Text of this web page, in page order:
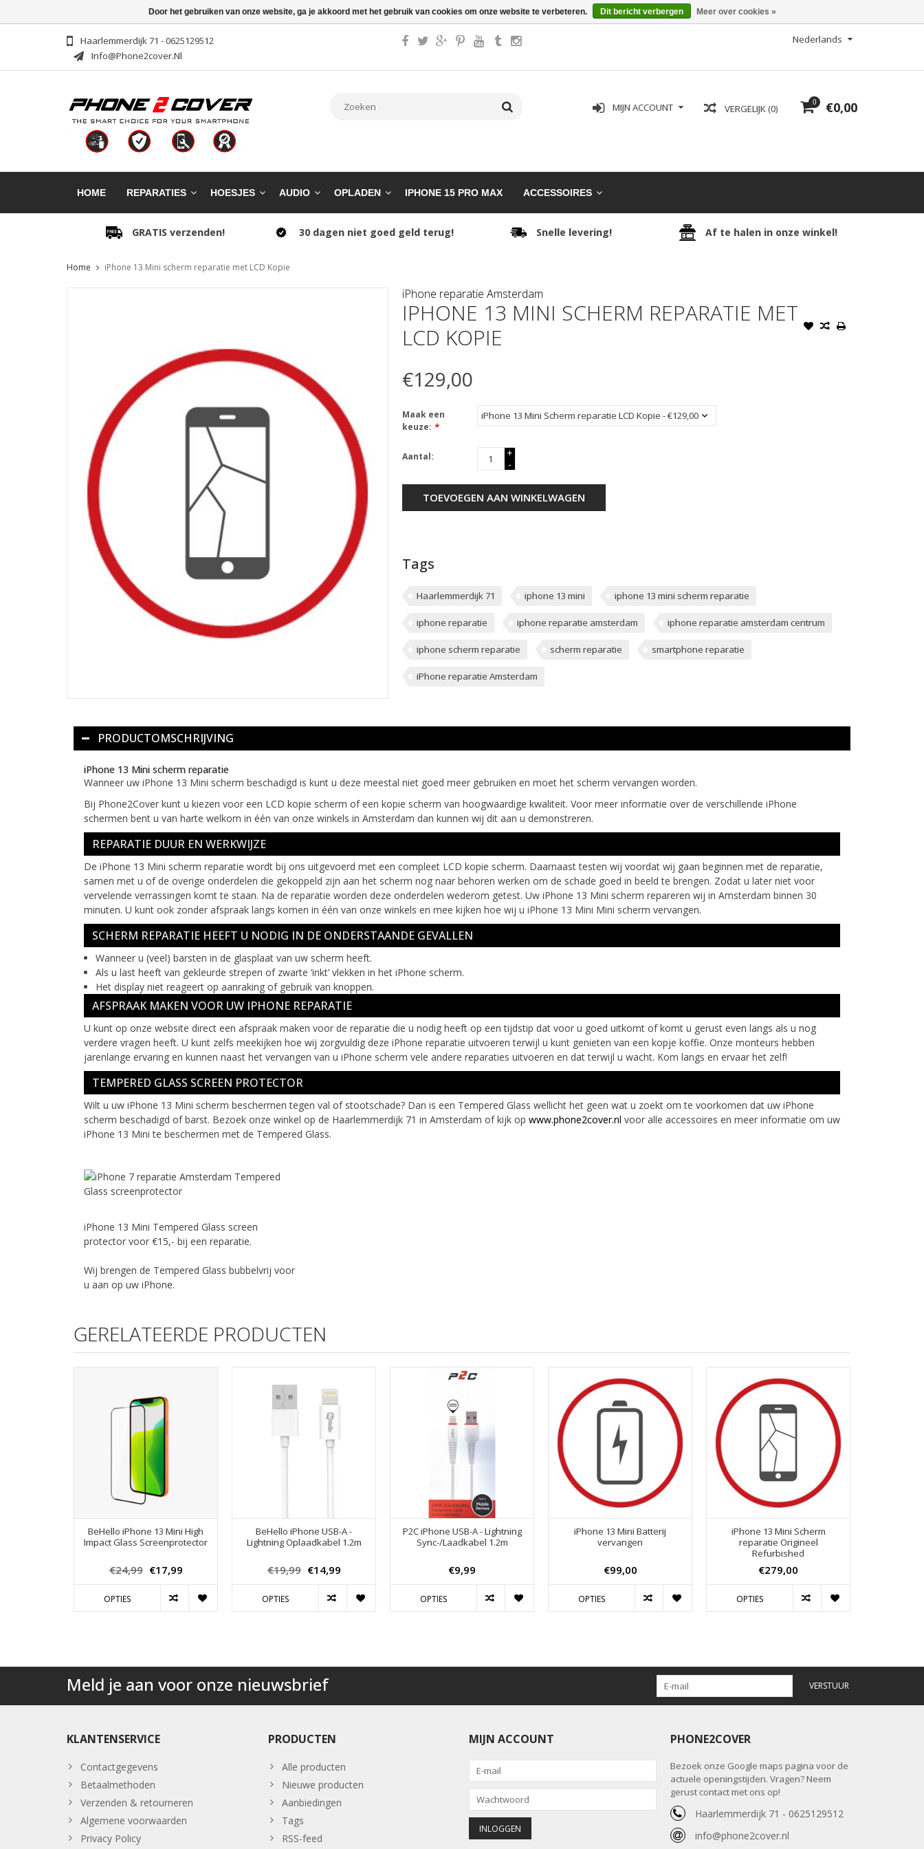
Haarlemmerdijk 71 - 0625129512
Info@phone2cover.nl
Nederlands
0 €0,00
VERGELIJK (0)
MIJN ACCOUNT
HOME REPARATIES HOESJES AUDIO OPLADEN IPHONE 15 PRO MAX ACCESSOIRES
GRATIS verzenden! 30 dagen niet goed geld terug! Snelle levering! Af te halen in onze winkel!
Home iPhone 13 Mini scherm reparatie met LCD Kopie
iPhone reparatie Amsterdam
IPHONE 13 MINI SCHERM REPARATIE MET
LCD KOPIE
€129,00
Maak een
keuze: *
Aantal:
+
-
TOEVOEGEN AAN WINKELWAGEN
Tags
Haarlemmerdijk 71 iphone 13 mini iphone 13 mini scherm reparatie
iphone reparatie iphone reparatie amsterdam iphone reparatie amsterdam centrum
iphone scherm reparatie scherm reparatie smartphone reparatie
iPhone reparatie Amsterdam
PRODUCTOMSCHRIJVING
iPhone 13 Mini scherm reparatie
Wanneer uw iPhone 13 Mini scherm beschadigd is kunt u deze meestal niet goed meer gebruiken en moet het scherm vervangen worden.
Bij Phone2Cover kunt u kiezen voor een LCD kopie scherm of een kopie scherm van hoogwaardige kwaliteit. Voor meer informatie over de verschillende iPhone
schermen bent u van harte welkom in één van onze winkels in Amsterdam dan kunnen wij dit aan u demonstreren.
REPARATIE DUUR EN WERKWIJZE
De iPhone 13 Mini scherm reparatie wordt bij ons uitgevoerd met een compleet LCD kopie scherm. Daarnaast testen wij voordat wij gaan beginnen met de reparatie,
samen met u of de overige onderdelen die gekoppeld zijn aan het scherm nog naar behoren werken om de schade goed in beeld te brengen. Zodat u later niet voor
vervelende verrassingen komt te staan. Na de reparatie worden deze onderdelen wederom getest. Uw iPhone 13 Mini scherm repareren wij in Amsterdam binnen 30
minuten. U kunt ook zonder afspraak langs komen in één van onze winkels en mee kijken hoe wij u iPhone 13 Mini Mini scherm vervangen.
SCHERM REPARATIE HEEFT U NODIG IN DE ONDERSTAANDE GEVALLEN
Wanneer u (veel) barsten in de glasplaat van uw scherm heeft.
Als u last heeft van gekleurde strepen of zwarte ‘inkt’ vlekken in het iPhone scherm.
Het display niet reageert op aanraking of gebruik van knoppen.
AFSPRAAK MAKEN VOOR UW IPHONE REPARATIE
U kunt op onze website direct een afspraak maken voor de reparatie die u nodig heeft op een tijdstip dat voor u goed uitkomt of komt u gerust even langs als u nog
verdere vragen heeft. U kunt zelfs meekijken hoe wij zorgvuldig deze iPhone reparatie uitvoeren terwijl u kunt genieten van een kopje koffie. Onze monteurs hebben
jarenlange ervaring en kunnen naast het vervangen van u iPhone scherm vele andere reparaties uitvoeren en dat terwijl u wacht. Kom langs en ervaar het zelf!
TEMPERED GLASS SCREEN PROTECTOR
Wilt u uw iPhone 13 Mini scherm beschermen tegen val of stootschade? Dan is een Tempered Glass wellicht het geen wat u zoekt om te voorkomen dat uw iPhone
scherm beschadigd of barst. Bezoek onze winkel op de Haarlemmerdijk 71 in Amsterdam of kijk op www.phone2cover.nl voor alle accessoires en meer informatie om uw
iPhone 13 Mini te beschermen met de Tempered Glass.
iPhone 13 Mini Tempered Glass screen
protector voor €15,- bij een reparatie.
Wij brengen de Tempered Glass bubbelvrij voor
u aan op uw iPhone.
GERELATEERDE PRODUCTEN
BeHello iPhone 13 Mini High
Impact Glass Screenprotector
€24,99 €17,99
OPTIES
BeHello iPhone USB-A -
Lightning Oplaadkabel 1.2m
€19,99 €14,99
OPTIES
P2C iPhone USB-A - Lightning
Sync-/Laadkabel 1.2m
€9,99
OPTIES
iPhone 13 Mini Batterij
vervangen
€99,00
OPTIES
iPhone 13 Mini Scherm
reparatie Origineel
Refurbished
€279,00
OPTIES
Meld je aan voor onze nieuwsbrief VERSTUUR
KLANTENSERVICE
Contactgegevens
Betaalmethoden
Verzenden & retourneren
Algemene voorwaarden
Privacy Policy
PRODUCTEN
Alle producten
Nieuwe producten
Aanbiedingen
Tags
RSS-feed
MIJN ACCOUNT PHONE2COVER
Bezoek onze Google maps pagina voor de
actuele openingstijden. Vragen? Neem
gerust contact met ons op!
Haarlemmerdijk 71 - 0625129512
info@phone2cover.nl
Door het gebruiken van onze website, ga je akkoord met het gebruik van cookies om onze website te verbeteren. Dit bericht verbergen Meer over cookies »